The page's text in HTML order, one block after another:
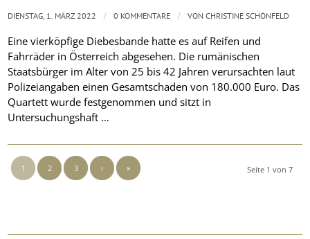
Eine vierköpfige Diebesbande hatte es auf Reifen und
Fahrräder in Österreich abgesehen. Die rumänischen
Staatsbürger im Alter von 25 bis 42 Jahren verursachten laut
Polizeiangaben einen Gesamtschaden von 180.000 Euro. Das
Quartett wurde festgenommen und sitzt in
Untersuchungshaft …
DIENSTAG, 1. MÄRZ 2022 / 0 KOMMENTARE / VONCHRISTINE SCHÖNFELD
Seite 1 von 7
1 2 3 › »